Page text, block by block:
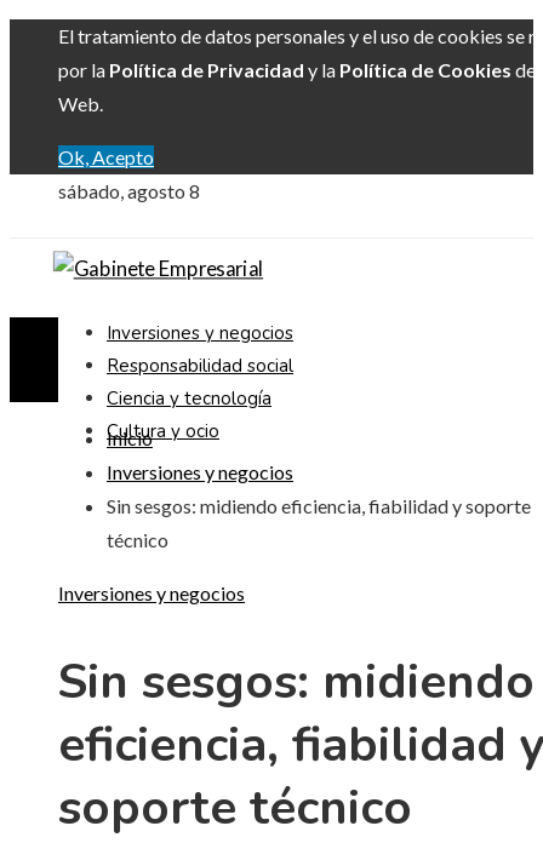
El tratamiento de datos personales y el uso de cookies se
por la Política de Privacidad y la Política de Cookies
Web.
Ok, Acepto
sábado, agosto 8
Inversiones y negocios
Responsabilidad social
Ciencia y tecnología
Cultura y ocio
Inicio
Inversiones y negocios
Sin sesgos: midiendo eficiencia, fiabilidad y soporte
técnico
Inversiones y negocios
Sin sesgos: midiendo
eficiencia, fiabilidad
soporte técnico